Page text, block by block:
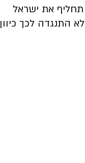
את ישראל
התנגדה לכך כיוון